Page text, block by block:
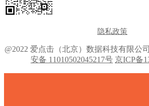
隐私政策
@2022 爱点击（北京）数据科技有限公
安备 11010502045217号 京ICP备